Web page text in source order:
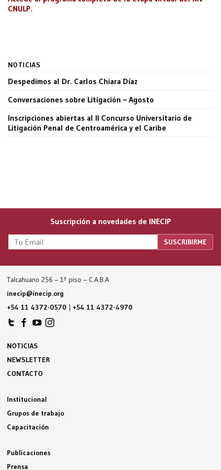
CNULP.
NOTICIAS
Despedimos al Dr. Carlos Chiara Díaz
Conversaciones sobre Litigación – Agosto
Inscripciones abiertas al II Concurso Universitario de
Litigación Penal de Centroamérica y el Caribe
Suscripción a novedades de INECIP
Talcahuano 256 – 1º piso – C.A.B.A
inecip@inecip.org
+54 11 4372-0570 | +54 11 4372-4970
NOTICIAS
NEWSLETTER
CONTACTO
Institucional
Grupos de trabajo
Capacitación
Publicaciones
Prensa